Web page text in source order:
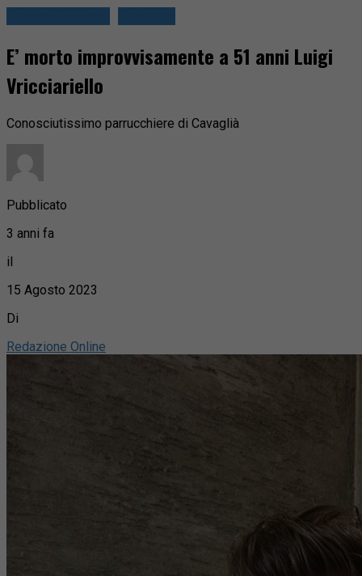
E’ morto improvvisamente a 51 anni Luigi
Vricciariello
Conosciutissimo parrucchiere di Cavaglià
Pubblicato
3 anni fa
il
15 Agosto 2023
Di
Redazione Online